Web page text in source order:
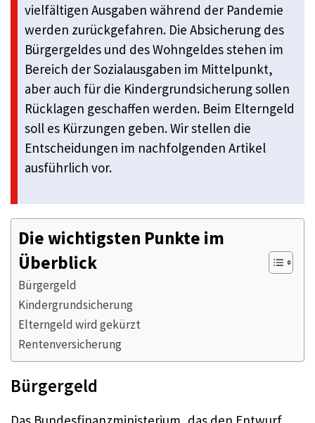
vielfältigen Ausgaben während der Pandemie
werden zurückgefahren. Die Absicherung des
Bürgergeldes und des Wohngeldes stehen im
Bereich der Sozialausgaben im Mittelpunkt,
aber auch für die Kindergrundsicherung sollen
Rücklagen geschaffen werden. Beim Elterngeld
soll es Kürzungen geben. Wir stellen die
Entscheidungen im nachfolgenden Artikel
ausführlich vor.
Die wichtigsten Punkte im
Überblick
Bürgergeld
Kindergrundsicherung
Elterngeld wird gekürzt
Rentenversicherung
Bürgergeld